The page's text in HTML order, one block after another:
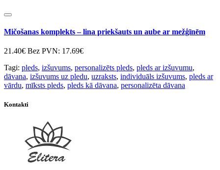
Mičošanas komplekts – lina priekšauts un aube ar mežģīnēm
21.40€ Bez PVN: 17.69€
Tagi: pleds, izšuvums, personalizēts pleds, pleds ar izšuvumu,
dāvana, izšuvums uz pledu, uzraksts, individuāls izšuvums, pleds ar
vārdu, mīksts pleds, pleds kā dāvana, personalizēta dāvana
Kontakti